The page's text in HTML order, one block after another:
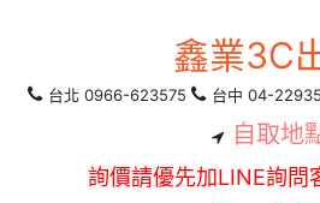
鑫業3C
台北 0966-623575 台中 04-
自取地
詢價請優先加LINE詢問